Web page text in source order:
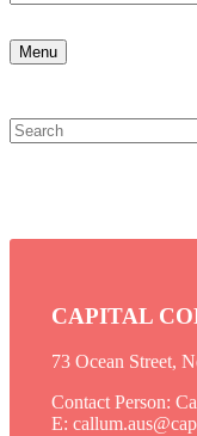
Menu
CAPITAL
73 Ocean Street,
Contact Person:
E: